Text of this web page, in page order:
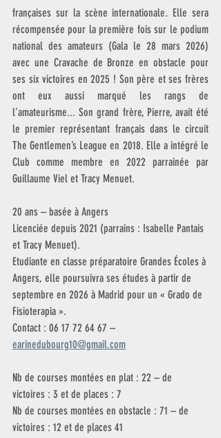
françaises sur la scène internationale. Elle sera
récompensée pour la première fois sur le podium
national des amateurs (Gala le 28 mars 2026)
avec une Cravache de Bronze en obstacle pour
ses six victoires en 2025 ! Son père et ses frères
ont eux aussi marqué les rangs de
l’amateurisme... Son grand frère, Pierre, avait été
le premier représentant français dans le circuit
The Gentlemen’s League en 2018. Elle a intégré le
Club comme membre en 2022 parrainée par
Guillaume Viel et Tracy Menuet.
20 ans – basée à Angers
Licenciée depuis 2021 (parrains : Isabelle Pantais
et Tracy Menuet).
Etudiante en classe préparatoire Grandes Écoles à
Angers, elle poursuivra ses études à partir de
septembre en 2026 à Madrid pour un « Grado de
Fisioterapia ».
Contact : 06 17 72 64 67 –
earinedubourg10@gmail.com
Nb de courses montées en plat : 22 – de
victoires : 3 et de places : 7
Nb de courses montées en obstacle : 71 – de
victoires : 12 et de places 41